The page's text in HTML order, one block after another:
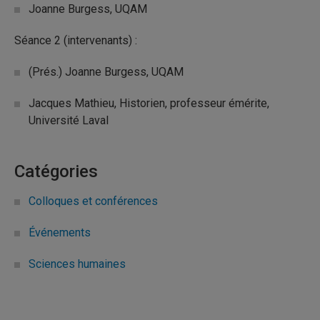
Joanne Burgess, UQAM
Séance 2 (intervenants) :
(Prés.) Joanne Burgess, UQAM
Jacques Mathieu, Historien, professeur émérite,
Université Laval
Catégories
Colloques et conférences
Événements
Sciences humaines